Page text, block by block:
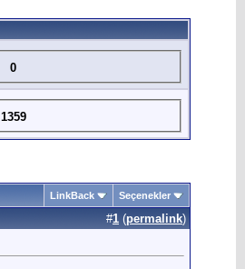
0
1359
LinkBack Seçenekler
#1 (permalink)